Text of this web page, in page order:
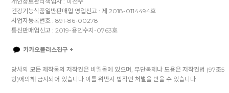
건강기능식품일반판매업 영업신고 : 제 2018-0114494호
사업자등록번호 : 891-86-00278
통신판매업신고 : 2019-용인수지-0763호
카카오플러스친구 +
당사의 모든 제작물의 저작권은 비엘몰에 있으며, 무단복제나 도용은 저작권법 (97조5
항)에의해 금지되어 있습니다.이를 위반시 법적인 처벌을 받을 수 있습니다